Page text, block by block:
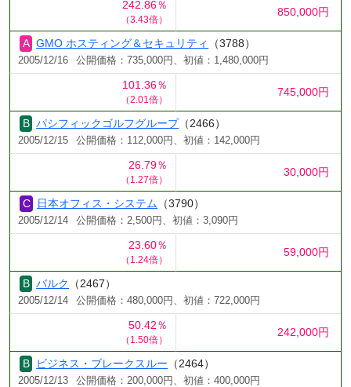
242.86％
（3.43倍）
850,000円
GMO ホスティング＆セキュリティ （3788）
2005/12/16 公開価格：735,000円、初値：1,480,000円
101.36％
（2.01倍）
745,000円
パシフィックゴルフグループ（2466）
2005/12/15 公開価格：112,000円、初値：142,000円
26.79％
（1.27倍）
30,000円
日本オフィス・システム （3790）
2005/12/14 公開価格：2,500円、初値：3,090円
23.60％
（1.24倍）
59,000円
バルク （2467）
2005/12/14 公開価格：480,000円、初値：722,000円
50.42％
（1.50倍）
242,000円
ビジネス・ブレークスルー （2464）
2005/12/13 公開価格：200,000円、初値：400,000円